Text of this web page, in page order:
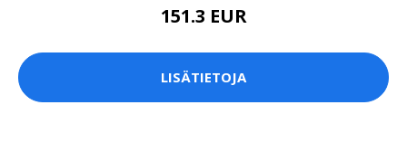
151.3 EUR
LISÄTIETOJA